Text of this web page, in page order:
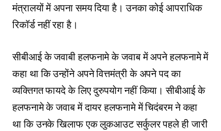
मंत्रालयों में अपना समय दिया है। उनका कोई आपराधिक
रिकॉर्ड नहीं रहा है।
सीबीआई के जवाबी हलफनामे के जवाब में अपने हलफनामे में
कहा था कि उन्होंने अपने वित्तमंत्री के अपने पद का
व्यक्तिगत फायदे के लिए दुरुपयोग नहीं किया। सीबीआई के
हलफनामे के जवाब में दायर हलफनामे में चिदंबरम ने कहा
था कि उनके खिलाफ एक लुकआउट सर्कुलर पहले ही जारी